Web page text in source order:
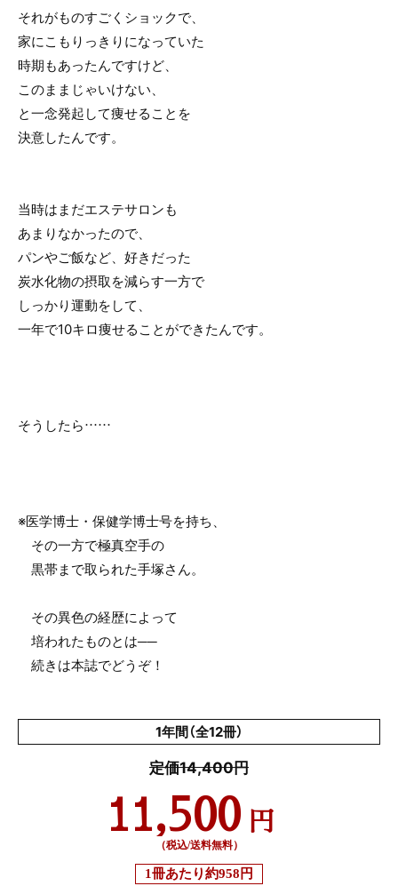
それがものすごくショックで、
家にこもりっきりになっていた
時期もあったんですけど、
このままじゃいけない、
と一念発起して痩せることを
決意したんです。
当時はまだエステサロンも
あまりなかったので、
パンやご飯など、好きだった
炭水化物の摂取を減らす一方で
しっかり運動をして、
一年で10キロ痩せることができたんです。
そうしたら……
※医学博士・保健学博士号を持ち、
その一方で極真空手の
黒帯まで取られた手塚さん。
その異色の経歴によって
培われたものとは──
続きは本誌でどうぞ！
1年間（全12冊）
定価14,400円
11,500 円
（税込/送料無料）
1冊あたり約958円